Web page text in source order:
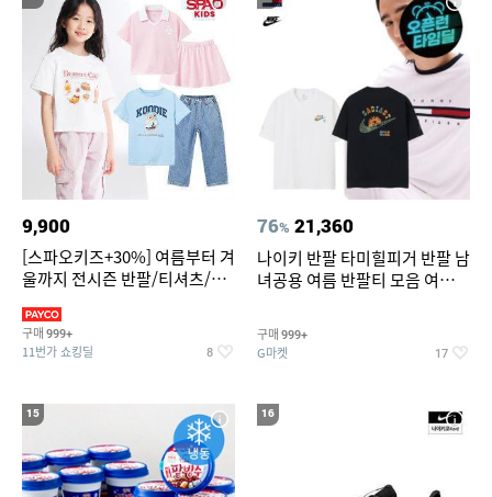
9,900
[스파오키즈+30%] 여름부터 겨
울까지 전시즌 반팔/티셔츠/셋
구매 999+
11번가 쇼킹딜 8
76% 21,360
나이키 반팔 타미힐피거 반팔 남
녀공용 여름 반팔티 모음 여름
구매 999+
G마켓 17
15 16